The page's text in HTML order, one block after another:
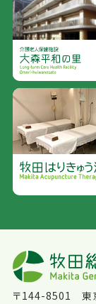
〒144-8501 東